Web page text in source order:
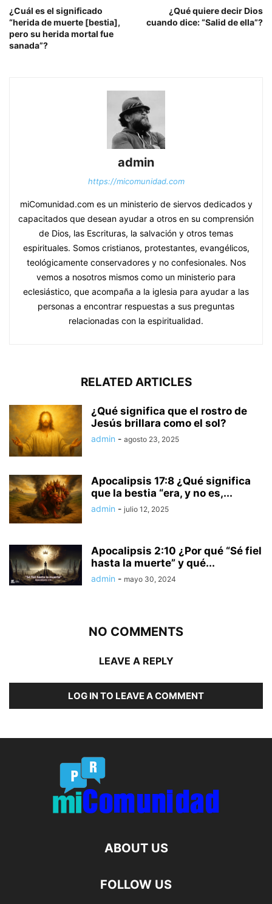
¿Cuál es el significado
“herida de muerte [bestia],
pero su herida mortal fue
sanada”?
¿Qué quiere decir Dios
cuando dice: “Salid de ella”?
admin
https://micomunidad.com
miComunidad.com es un ministerio de siervos dedicados y
capacitados que desean ayudar a otros en su comprensión
de Dios, las Escrituras, la salvación y otros temas
espirituales. Somos cristianos, protestantes, evangélicos,
teológicamente conservadores y no confesionales. Nos
vemos a nosotros mismos como un ministerio para
eclesiástico, que acompaña a la iglesia para ayudar a las
personas a encontrar respuestas a sus preguntas
relacionadas con la espiritualidad.
RELATED ARTICLES
¿Qué significa que el rostro de
Jesús brillara como el sol?
admin - agosto 23, 2025
Apocalipsis 17:8 ¿Qué significa
que la bestia “era, y no es,...
admin - julio 12, 2025
Apocalipsis 2:10 ¿Por qué “Sé fiel
hasta la muerte” y qué...
admin - mayo 30, 2024
NO COMMENTS
LEAVE A REPLY
LOG IN TO LEAVE A COMMENT
ABOUT US
FOLLOW US